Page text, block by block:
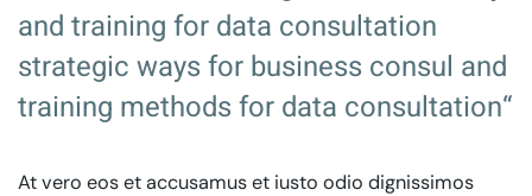
and training for data consultation
strategic ways for business consul and
training methods for data consultation“
At vero eos et accusamus et iusto odio dignissimos